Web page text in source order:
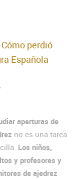
perdió
Española
aperturas de
no es una tarea
Los niños,
y profesores y
de ajedrez